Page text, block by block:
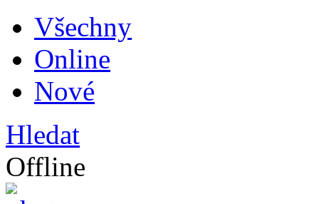
Všechny
Online
Nové
Hledat
Offline